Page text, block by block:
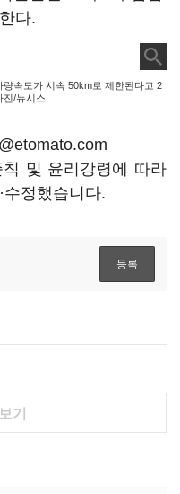
다.
속도가 시속 50km로 제한된다고 2
진/뉴시스
및 윤리강령에 따라
수정했습니다.
기